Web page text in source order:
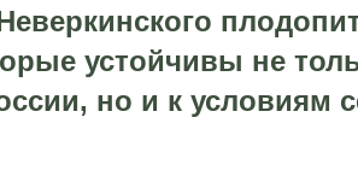
устойчивы не
но и к условиям